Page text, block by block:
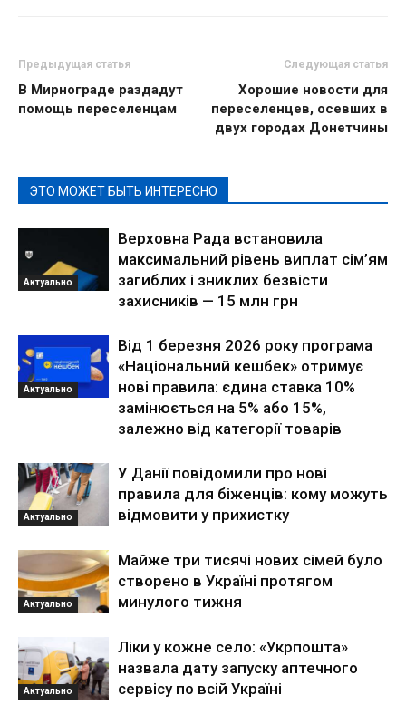
Предыдущая статья
В Мирнограде раздадут
помощь переселенцам
Следующая статья
Хорошие новости для
переселенцев, осевших в
двух городах Донетчины
ЭТО МОЖЕТ БЫТЬ ИНТЕРЕСНО
Актуально
Верховна Рада встановила
максимальний рівень виплат сім’ям
загиблих і зниклих безвісти
захисників — 15 млн грн
Актуально
Від 1 березня 2026 року програма
«Національний кешбек» отримує
нові правила: єдина ставка 10%
замінюється на 5% або 15%,
залежно від категорії товарів
Актуально
У Данії повідомили про нові
правила для біженців: кому можуть
відмовити у прихистку
Актуально
Майже три тисячі нових сімей було
створено в Україні протягом
минулого тижня
Актуально
Ліки у кожне село: «Укрпошта»
назвала дату запуску аптечного
сервісу по всій Україні